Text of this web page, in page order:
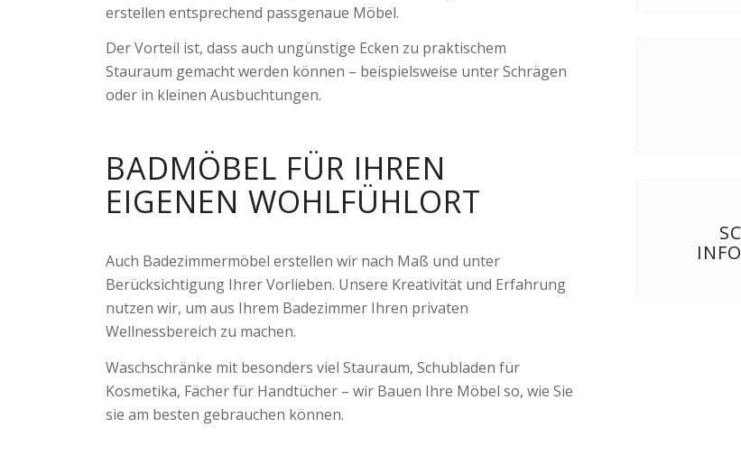
erstellen entsprechend passgenaue Möbel.
Der Vorteil ist, dass auch ungünstige Ecken zu praktischem
Stauraum gemacht werden können – beispielsweise unter Schrägen
oder in kleinen Ausbuchtungen.
BADMÖBEL FÜR IHREN
EIGENEN WOHLFÜHLORT
Auch Badezimmermöbel erstellen wir nach Maß und unter
Berücksichtigung Ihrer Vorlieben. Unsere Kreativität und Erfahrung
nutzen wir, um aus Ihrem Badezimmer Ihren privaten
Wellnessbereich zu machen.
Waschschränke mit besonders viel Stauraum, Schubladen für
Kosmetika, Fächer für Handtücher – wir Bauen Ihre Möbel so, wie Sie
sie am besten gebrauchen können.